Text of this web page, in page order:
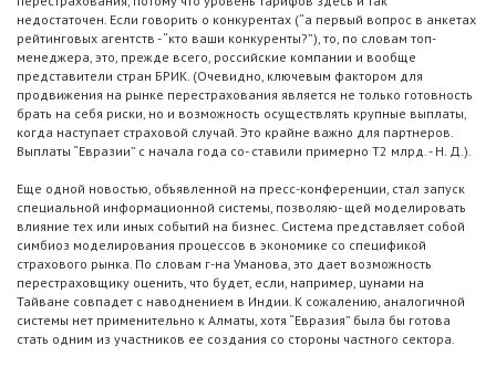
недостаточен. Если говорить о конкурентах (“а первый вопрос в анкетах
рейтинговых агентств - “кто ваши конкуренты?”), то, по словам топ-
менеджера, это, прежде всего, российские компании и вообще
представители стран БРИК. (Очевидно, ключевым фактором для
продвижения на рынке перестрахования является не только готовность
брать на себя риски, но и возможность осуществлять крупные выплаты,
когда наступает страховой случай. Это крайне важно для партнеров.
Выплаты “Евразии” с начала года со- ставили примерно Т2 млрд. - Н. Д.).
Еще одной новостью, объявленной на пресс-конференции, стал запуск
специальной информационной системы, позволяю- щей моделировать
влияние тех или иных событий на бизнес. Система представляет собой
симбиоз моделирования процессов в экономике со спецификой
страхового рынка. По словам г-на Уманова, это дает возможность
перестраховщику оценить, что будет, если, например, цунами на
Тайване совпадет с наводнением в Индии. К сожалению, аналогичной
системы нет применительно к Алматы, хотя “Евразия” была бы готова
стать одним из участников ее создания со стороны частного сектора.